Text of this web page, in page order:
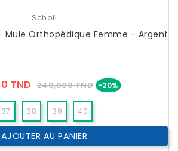
Scholl
Mule Orthopédique Femme - Argent
TND Prix
Public
240,000 TND -20% Prix
37 38 39 40
AJOUTER AU PANIER